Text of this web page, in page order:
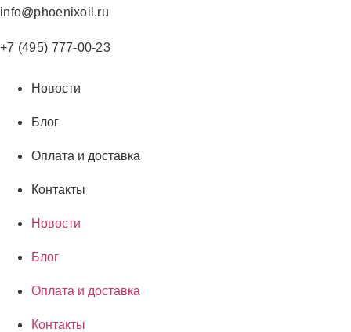
Перейти
содержимому
info@phoenixoil.ru
+7 (495) 777-00-23
Новости
Блог
Оплата и доставка
Контакты
Новости
Блог
Оплата и доставка
Контакты